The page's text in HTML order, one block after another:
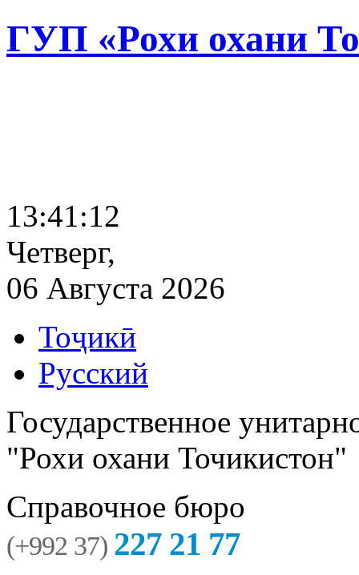
ГУП «Рохи охани
13:41:13
Четверг,
06 Августа 2026
Тоҷикӣ
Русский
Государственное
"Рохи охани Точикистон"
Справочное бюро
(+992 37) 227 21 77